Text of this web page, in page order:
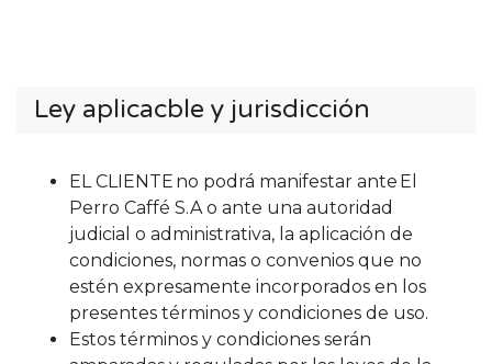
Ley aplicacble y jurisdicción
EL CLIENTE no podrá manifestar ante El
Perro Caffé S.A o ante una autoridad
judicial o administrativa, la aplicación de
condiciones, normas o convenios que no
estén expresamente incorporados en los
presentes términos y condiciones de uso.
Estos términos y condiciones serán